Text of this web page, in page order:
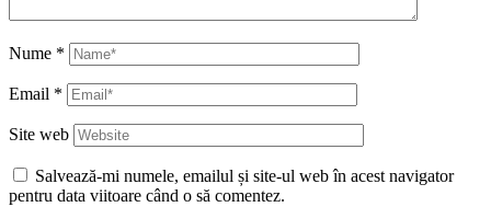
Nume *
Email *
Site web
Salvează-mi numele, emailul și site-ul web în acest navigator
pentru data viitoare când o să comentez.